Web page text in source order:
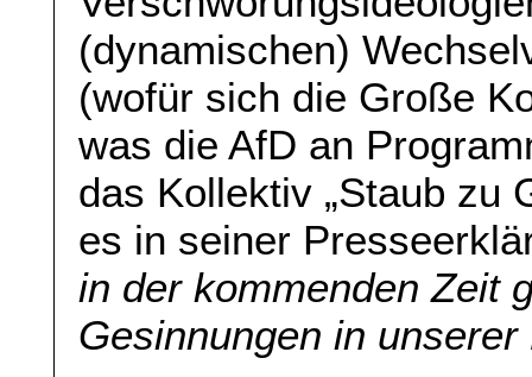
(dynamischen)
(wofür sich die Große
was die AfD an
das Kollektiv „Staub zu
es in seiner
in der kommenden Zeit
Gesinnungen in